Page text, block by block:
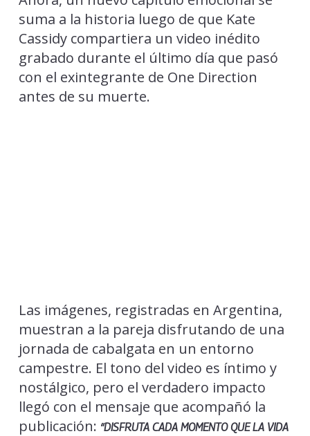
suma a la historia luego de que Kate
Cassidy compartiera un video inédito
grabado durante el último día que pasó
con el exintegrante de One Direction
antes de su muerte.
Las imágenes, registradas en Argentina,
muestran a la pareja disfrutando de una
jornada de cabalgata en un entorno
campestre. El tono del video es íntimo y
nostálgico, pero el verdadero impacto
llegó con el mensaje que acompañó la
publicación: “DISFRUTA CADA MOMENTO QUE LA VIDA